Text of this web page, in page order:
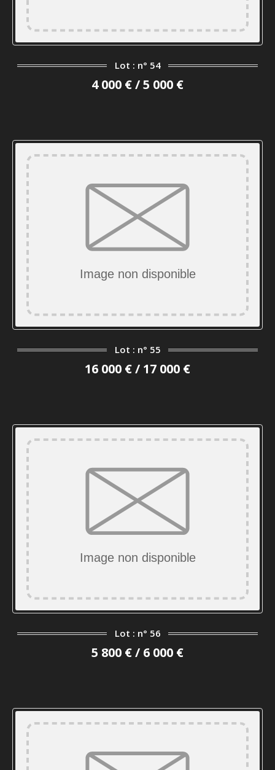
Lot : n° 54
4 000 € / 5 000 €
Lot : n° 55
16 000 € / 17 000 €
Lot : n° 56
5 800 € / 6 000 €